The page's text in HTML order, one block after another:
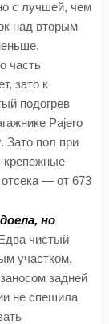
с лучшей, чем
над вторым
часть
зато к
подогрев
Pajero
Зато пол при
крепежные
— от 673
но
чистый
участком,
задней
не спешила